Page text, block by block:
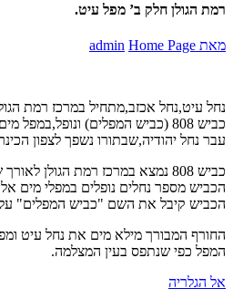
רמת הגולן חלק ב’ מפל עיט.
מאת admin Home Page
נחל עיט,נחל אכזב,מתחיל במרכז רמת
כביש 808 (כביש המפלים)
עבר נחל יהודיה,שבתורו נשפך לצפון
כביש 808 נמצא במרכז רמת הגולן
הכביש מספר נחלים נופלים במפלי מים
הכביש קיבל את השם "כביש המפלים"
החורף המבורך מילא מים את נחל עיט
המפל כפי שנתפס בעין המצלמה.
אל הגלריה